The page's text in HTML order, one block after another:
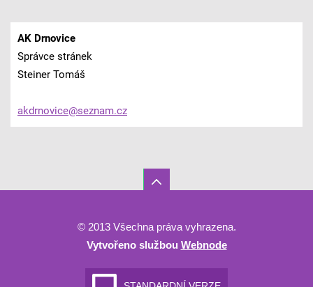
AK Drnovice
Správce stránek
Steiner Tomáš
akdrnovice@seznam.cz
© 2013 Všechna práva vyhrazena.
Vytvořeno službou Webnode